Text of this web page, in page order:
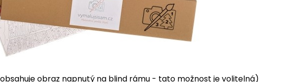
obraz napnutý na blind rámu - tato možnost je volitelná)